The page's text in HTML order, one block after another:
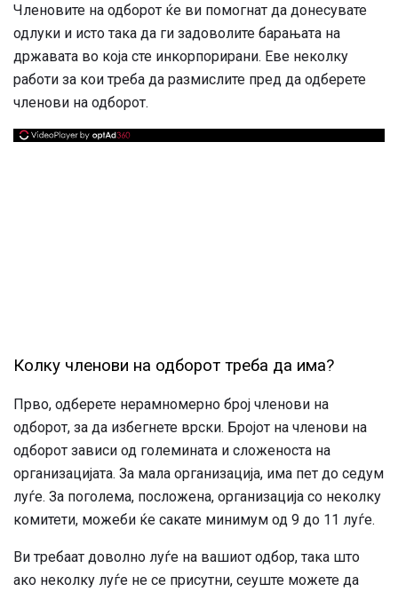
Членовите на одборот ќе ви помогнат да донесувате
одлуки и исто така да ги задоволите барањата на
државата во која сте инкорпорирани. Еве неколку
работи за кои треба да размислите пред да одберете
членови на одборот.
Колку членови на одборот треба да има?
Прво, одберете нерамномерно број членови на
одборот, за да избегнете врски. Бројот на членови на
одборот зависи од големината и сложеноста на
организацијата. За мала организација, има пет до седум
луѓе. За поголема, посложена, организација со неколку
комитети, можеби ќе сакате минимум од 9 до 11 луѓе.
Ви требаат доволно луѓе на вашиот одбор, така што
ако неколку луѓе не се присутни, сеуште можете да